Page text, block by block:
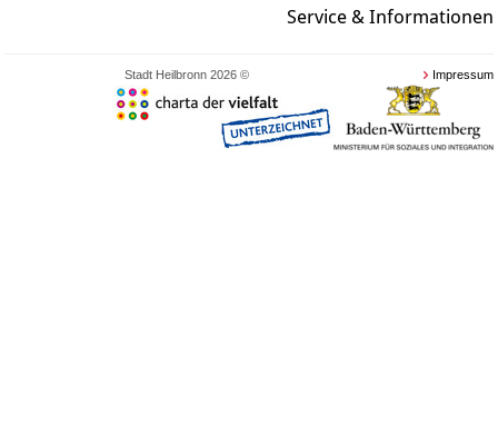
Service & Informationen
© 2026 Stadt Heilbronn Impressum